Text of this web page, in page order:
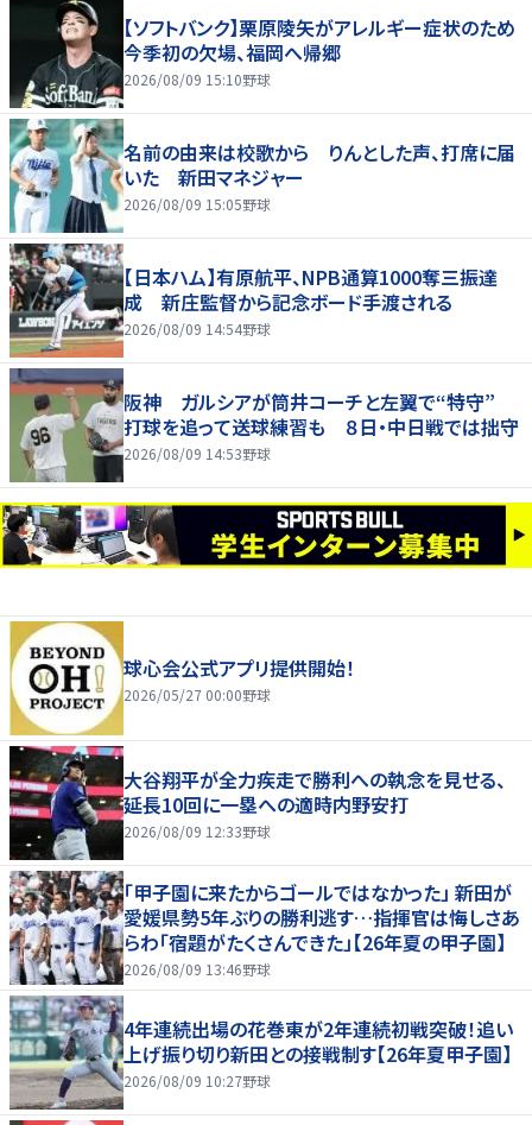
【ソフトバンク】栗原陵矢がアレルギー症状のため
今季初の欠場、福岡へ帰郷
2026/08/09 15:10野球
名前の由来は校歌から りんとした声、打席に届
いた 新田マネジャー
2026/08/09 15:05野球
【日本ハム】有原航平、NPB通算1000奪三振達
成 新庄監督から記念ボード手渡される
2026/08/09 14:54野球
阪神 ガルシアが筒井コーチと左翼で“特守”
打球を追って送球練習も ８日・中日戦では拙守
2026/08/09 14:53野球
球心会公式アプリ提供開始！
2026/05/27 00:00野球
大谷翔平が全力疾走で勝利への執念を見せる、
延長10回に一塁への適時内野安打
2026/08/09 12:33野球
「甲子園に来たからゴールではなかった」 新田が
愛媛県勢5年ぶりの勝利逃す…指揮官は悔しさあ
らわ「宿題がたくさんできた」【26年夏の甲子園】
2026/08/09 13:46野球
4年連続出場の花巻東が2年連続初戦突破！追い
上げ振り切り新田との接戦制す【26年夏甲子園】
2026/08/09 10:27野球